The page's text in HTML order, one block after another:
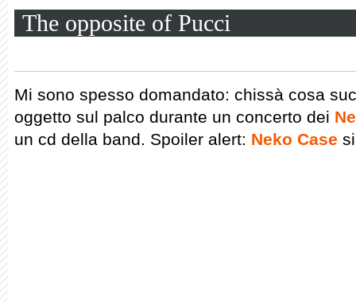
The opposite of Pucci
Mi sono spesso domandato: chissà cosa
oggetto sul palco durante un concerto dei
un cd della band. Spoiler alert: Neko Case